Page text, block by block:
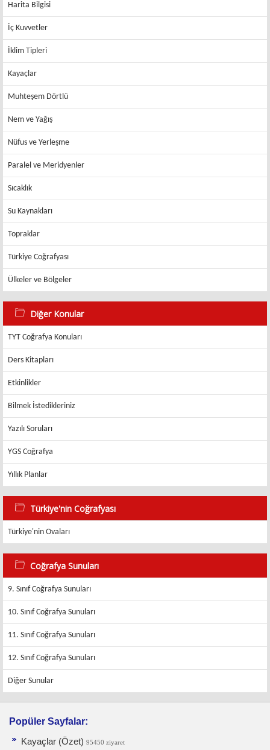
Harita Bilgisi
İç Kuvvetler
İklim Tipleri
Kayaçlar
Muhteşem Dörtlü
Nem ve Yağış
Nüfus ve Yerleşme
Paralel ve Meridyenler
Sıcaklık
Su Kaynakları
Topraklar
Türkiye Coğrafyası
Ülkeler ve Bölgeler
Diğer Konular
TYT Coğrafya Konuları
Ders Kitapları
Etkinlikler
Bilmek İstedikleriniz
Yazılı Soruları
YGS Coğrafya
Yıllık Planlar
Türkiye'nin Coğrafyası
Türkiye'nin Ovaları
Coğrafya Sunuları
9. Sınıf Coğrafya Sunuları
10. Sınıf Coğrafya Sunuları
11. Sınıf Coğrafya Sunuları
12. Sınıf Coğrafya Sunuları
Diğer Sunular
Popüler Sayfalar:
Kayaçlar (Özet) 95450 ziyaret